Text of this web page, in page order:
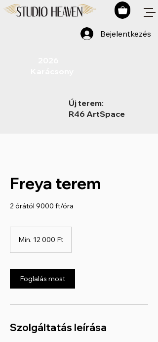
Bejelentkezés
Új terem:
R46 ArtSpace
Freya terem
2 órától 9000 ft/óra
magyarMin. 12 000 Ft
Foglalás most
Szolgáltatás leírása